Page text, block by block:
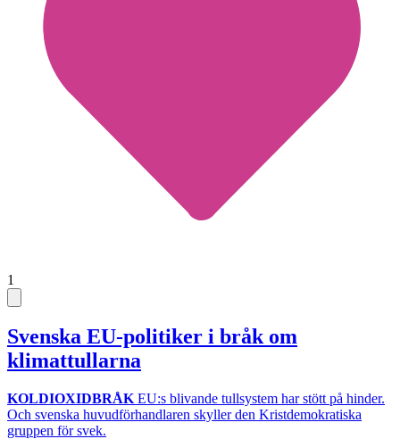
1
Svenska EU-politiker i bråk om
klimattullarna
KOLDIOXIDBRÅK EU:s blivande tullsystem har stött på hinder.
Och svenska huvudförhandlaren skyller den Kristdemokratiska
gruppen för svek.